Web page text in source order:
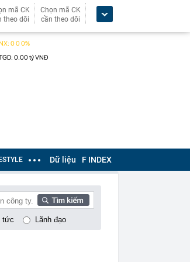
mã CK
theo dõi
Chọn mã CK
cần theo dõi
Dữ liệu F INDEX
tức Lãnh đạo